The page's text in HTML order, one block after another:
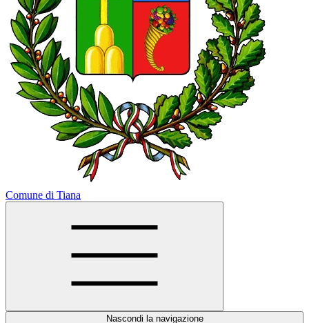
Comune di Tiana
Nascondi la navigazione